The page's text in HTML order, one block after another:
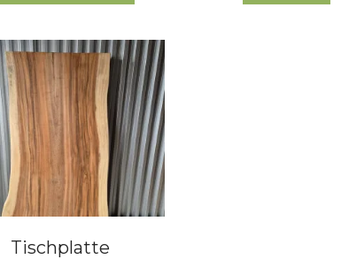
Tischplatte